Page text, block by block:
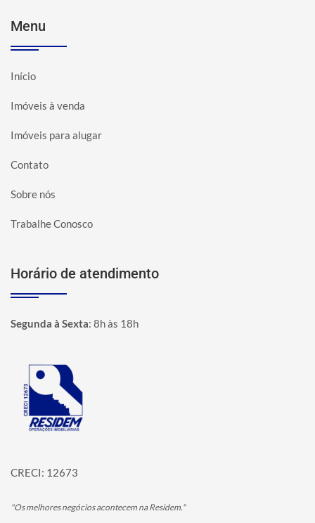
Menu
Início
Imóveis à venda
Imóveis para alugar
Contato
Sobre nós
Trabalhe Conosco
Horário de atendimento
Segunda à Sexta: 8h às 18h
Página inicial
CRECI: 12673
"Os melhores negócios acontecem na Residem."